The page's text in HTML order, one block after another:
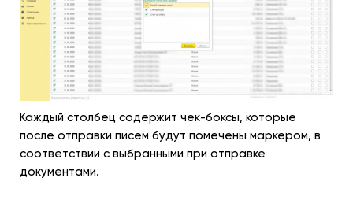
Каждый столбец содержит чек-боксы, которые
после отправки писем будут помечены маркером, в
соответствии с выбранными при отправке
документами.